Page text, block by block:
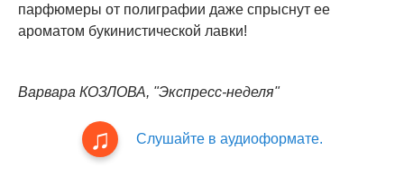
парфюмеры от полиграфии даже спрыснут ее
ароматом букинистической лавки!
Варвара КОЗЛОВА, "Экспресс-неделя"
Слушайте в аудиоформате.